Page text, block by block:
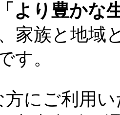
より豊かな
家族と地域
す。